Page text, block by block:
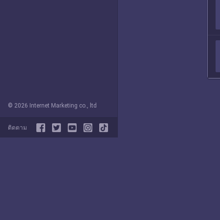
© 2026 Internet Marketing co., ltd
ติดตาม